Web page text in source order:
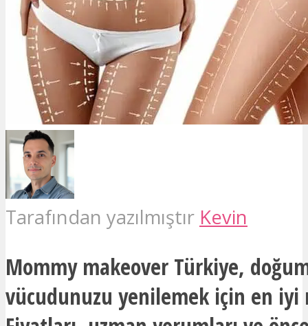
Tarafından yazılmıştır Kevin
Mommy makeover Türkiye,
vücudunuzu yenilemek için en